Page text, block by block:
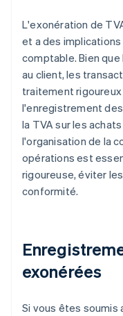
L'exonération de
et a des
comptable. Bien
au client, les
traitement
l'enregistrement
la TVA sur les
l'organisation de la
opérations est
rigoureuse, éviter
conformité.
exonérées
Si vous êtes soumis